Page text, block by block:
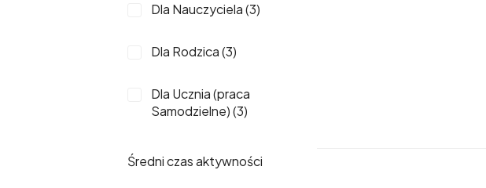
Dla Nauczyciela (3)
Dla Rodzica (3)
Dla Ucznia (praca
Samodzielne) (3)
Średni czas aktywności